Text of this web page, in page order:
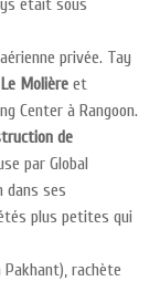
était sous
privée. Tay
Le Molière et
Center à Rangoon.
de
par Global
dans ses
plus petites qui
Pakhant), rachète